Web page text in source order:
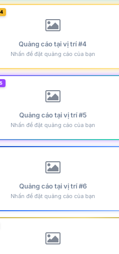
Quảng cáo tại vị trí #4
Nhấn để đặt quảng cáo của bạn
Quảng cáo tại vị trí #5
Nhấn để đặt quảng cáo của bạn
Quảng cáo tại vị trí #6
Nhấn để đặt quảng cáo của bạn